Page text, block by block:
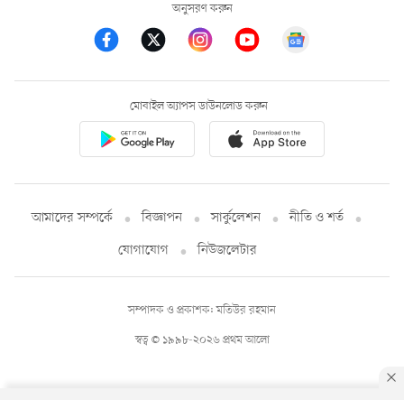
অনুসরণ করুন
মোবাইল অ্যাপস ডাউনলোড করুন
আমাদের সম্পর্কে বিজ্ঞাপন সার্কুলেশন
নীতি ও শর্ত
যোগাযোগ
নিউজলেটার
স্বত্ব © ১৯৯৮-২০২৬ প্রথম আলো
সম্পাদক ও প্রকাশক: মতিউর রহমান